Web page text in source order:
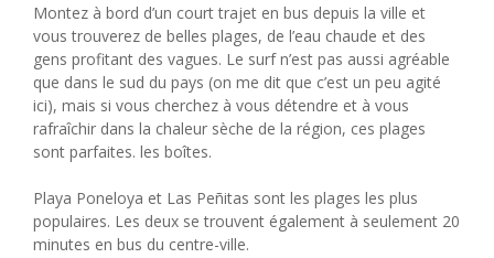
Montez à bord d’un court trajet en bus depuis la ville et
vous trouverez de belles plages, de l’eau chaude et des
gens profitant des vagues. Le surf n’est pas aussi agréable
que dans le sud du pays (on me dit que c’est un peu agité
ici), mais si vous cherchez à vous détendre et à vous
rafraîchir dans la chaleur sèche de la région, ces plages
sont parfaites. les boîtes.
Playa Poneloya et Las Peñitas sont les plages les plus
populaires. Les deux se trouvent également à seulement 20
minutes en bus du centre-ville.